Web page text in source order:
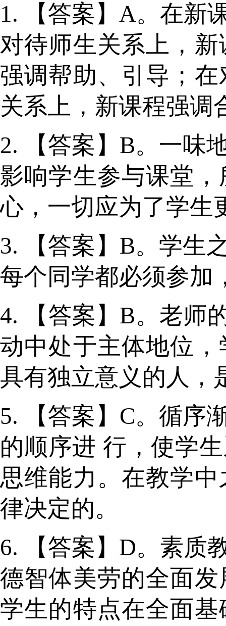
1. 【答案】A。在新
对待师生关系上，
强调帮助、引导；
关系上，新课程强调
2. 【答案】B。一味
影响学生参与课堂
心，一切应为了学生
3. 【答案】B。学生
每个同学都必须参加
4. 【答案】B。老师
动中处于主体地位
具有独立意义的人，
5. 【答案】C。循序
的顺序进 行，使学
思维能力。在教学
律决定的。
6. 【答案】D。素质
德智体美劳的全面
学生的特点在全面